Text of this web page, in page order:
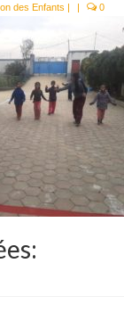
des Enfants | | 0